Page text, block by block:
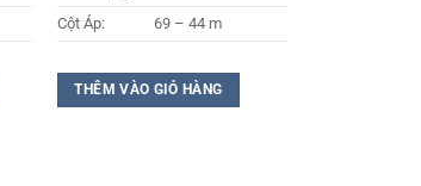
Cột Áp:
69 – 44 m
THÊM VÀO GIỎ HÀNG